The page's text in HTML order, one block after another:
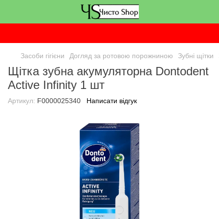
Засоби гігієни Догляд за ротовою порожниною Зубні щітки
Щітка зубна акумуляторна Dontodent
Active Infinity 1 шт
Артикул: F0000025340 Написати відгук